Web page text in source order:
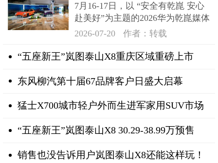
奕境X9登场
7月16-17日，以 “安全有乾崑 安心
赴美好”为主题的2026华为乾崑媒体
日在深成功举办
2026-07-20 作者：转载
“五座新王”岚图泰山X8重庆区域重磅上市
东风柳汽第十届67品牌客户日盛大启幕
猛士X700城市轻户外而生进军家用SUV市场
“五座新王”岚图泰山X8 30.29-38.99万预售
销售也没告诉用户岚图泰山X8还能这样玩！